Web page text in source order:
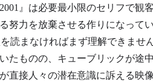
』は必要最小限のセリフで観
努力を放棄させる作りになって
読まなければまず理解できませ
たものの、キューブリックが途
直接人々の潜在意識に訴える映